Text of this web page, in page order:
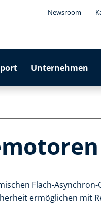
Newsroom
Unternehmen
Flach-
ermöglichen mit